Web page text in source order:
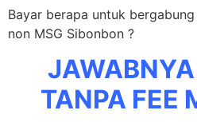
Bayar berapa untuk
non MSG Sibonbon ?
TANPA FEE